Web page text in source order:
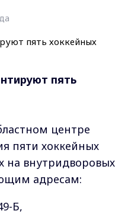
пять
центре
пяти хоккейных
на внутридворовых
адресам:
Б,